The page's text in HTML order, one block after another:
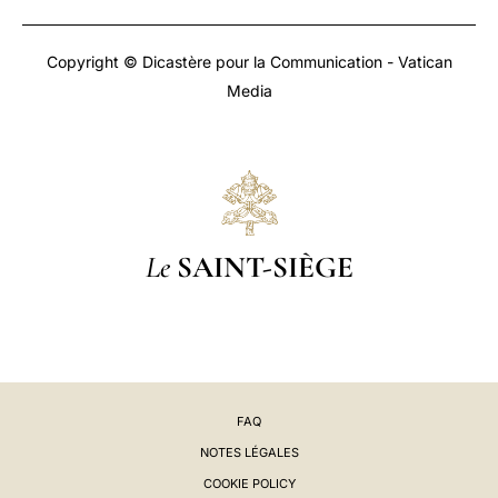
Copyright © Dicastère pour la Communication - Vatican
Media
Le SAINT-SIÈGE
FAQ
NOTES LÉGALES
COOKIE POLICY